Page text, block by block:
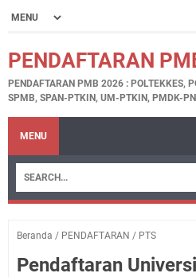
PENDAFTARAN
PENDAFTARAN PMB 2026 : POLTEKKES,
SPMB, SPAN-PTKIN, UM-PTKIN, PMDK-
MENU
Beranda / PENDAFTARAN / PTS
Pendaftaran